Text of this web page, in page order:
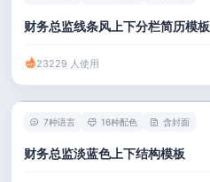
财务总监线条风上下分栏简历模板
23229 人使用
7种语言 16种配色 含封面
财务总监淡蓝色上下结构模板